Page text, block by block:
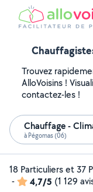
Trouvez
AlloVoisins !
contactez-les !
Chauffage -
à Pégomas (06)
18 Particuliers et 37
-
4,7/5 (1 129